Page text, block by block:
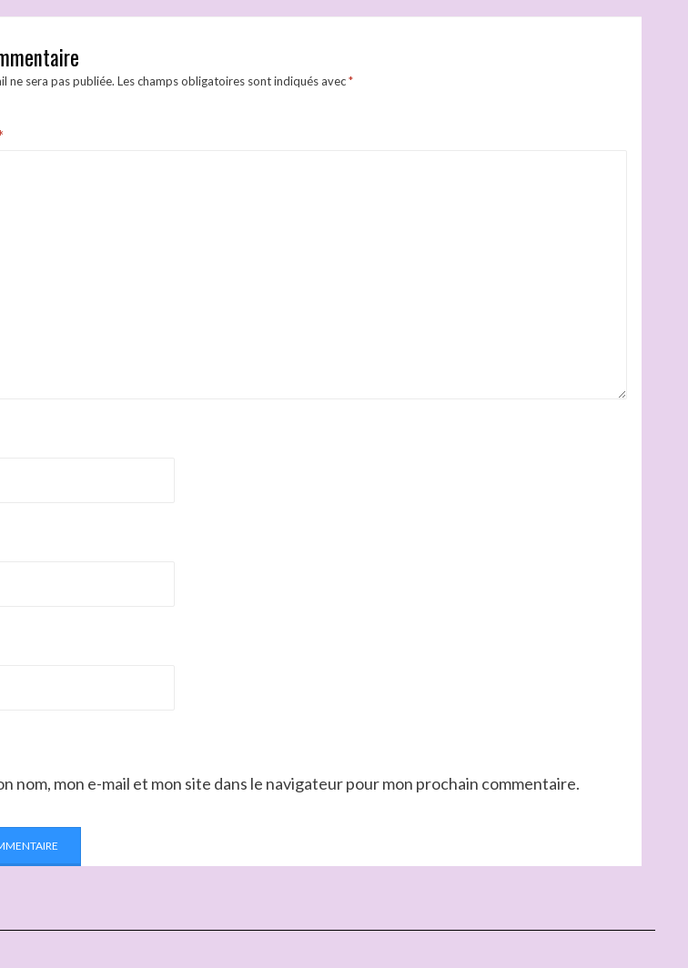
ne sera pas publiée. Les champs obligatoires sont indiqués avec*
nom, mon e-mail et mon site dans le navigateur pour mon prochain commentaire.